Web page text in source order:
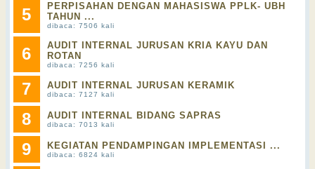
5
PERPISAHAN DENGAN MAHASISWA PPLK- UBH
TAHUN ...
dibaca: 7506 kali
6
AUDIT INTERNAL JURUSAN KRIA KAYU DAN
ROTAN
dibaca: 7256 kali
7 AUDIT INTERNAL JURUSAN KERAMIK
dibaca: 7127 kali
8 AUDIT INTERNAL BIDANG SAPRAS
dibaca: 7013 kali
9 KEGIATAN PENDAMPINGAN IMPLEMENTASI ...
dibaca: 6824 kali